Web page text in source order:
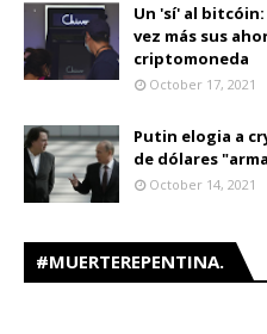
Un 'sí' al
vez más sus
criptomoneda
October 17, 2021
Putin elogia a
de dólares
October 14, 2021
#MUERTEREPENTINA.